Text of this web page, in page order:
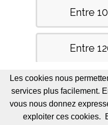
Les cookies nous
services plus facilement.
vous nous donnez
exploiter ces cookies.